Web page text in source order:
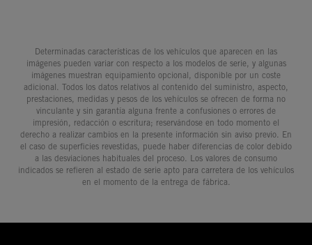
Determinadas características de los vehículos que aparecen en las
imágenes pueden variar con respecto a los modelos de serie, y algunas
imágenes muestran equipamiento opcional, disponible por un coste
adicional. Todos los datos relativos al contenido del suministro, aspecto,
prestaciones, medidas y pesos de los vehículos se ofrecen de forma no
vinculante y sin garantía alguna frente a confusiones o errores de
impresión, redacción o escritura; reservándose en todo momento el
derecho a realizar cambios en la presente información sin aviso previo. En
el caso de superficies revestidas, puede haber diferencias de color debido
a las desviaciones habituales del proceso. Los valores de consumo
indicados se refieren al estado de serie apto para carretera de los vehículos
en el momento de la entrega de fábrica.